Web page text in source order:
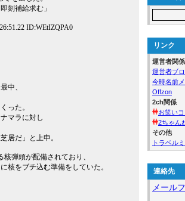
刻補給求む」
ID:WEtIZQPA0
中、
った。
マラに対し
居だ」と上申。
弾頭が配備されており、
核をブチ込む準備をしていた。
リンク
運営者関係
運営者ブ
今時名前
Offzon
2ch関係
お笑い
2ちゃん
その他
トラベル
連絡先
メール